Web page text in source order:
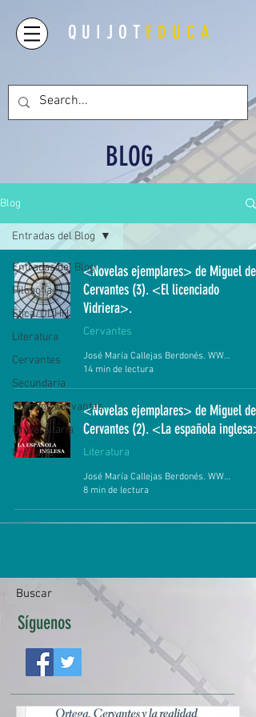
QUIJOT EDUCA
BLOG
Blog
Entradas del Blog
Filosofía
Ética/DDHH
Literatura
Cervantes
Secundaria
Premios Cervantes
Universitaria
Primaria
Entradas del Blog
<Novelas ejemplares> de Miguel de
Cervantes (3). <El licenciado
Vidriera>.
Cervantes
José María Callejas Berdonés. WWW.QUIJOTEDUCA.ORG
14 min de lectura
<Novelas ejemplares> de Miguel de
Cervantes (2). <La española inglesa>.
Literatura
José María Callejas Berdonés. WWW.QUIJOTEDUCA.ORG
8 min de lectura
Buscar
Síguenos